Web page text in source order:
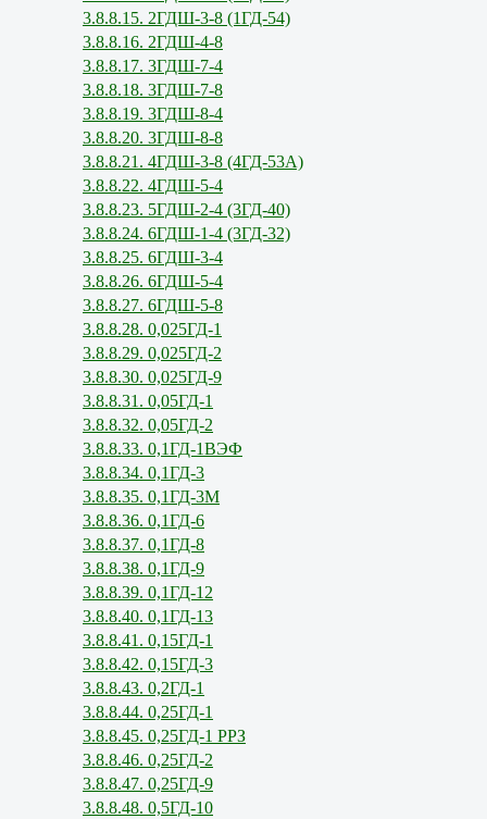
3.8.8.15. 2ГДШ-3-8 (1ГД-54)
3.8.8.16. 2ГДШ-4-8
3.8.8.17. 3ГДШ-7-4
3.8.8.18. 3ГДШ-7-8
3.8.8.19. 3ГДШ-8-4
3.8.8.20. 3ГДШ-8-8
3.8.8.21. 4ГДШ-3-8 (4ГД-53А)
3.8.8.22. 4ГДШ-5-4
3.8.8.23. 5ГДШ-2-4 (3ГД-40)
3.8.8.24. 6ГДШ-1-4 (3ГД-32)
3.8.8.25. 6ГДШ-3-4
3.8.8.26. 6ГДШ-5-4
3.8.8.27. 6ГДШ-5-8
3.8.8.28. 0,025ГД-1
3.8.8.29. 0,025ГД-2
3.8.8.30. 0,025ГД-9
3.8.8.31. 0,05ГД-1
3.8.8.32. 0,05ГД-2
3.8.8.33. 0,1ГД-1ВЭФ
3.8.8.34. 0,1ГД-3
3.8.8.35. 0,1ГД-3М
3.8.8.36. 0,1ГД-6
3.8.8.37. 0,1ГД-8
3.8.8.38. 0,1ГД-9
3.8.8.39. 0,1ГД-12
3.8.8.40. 0,1ГД-13
3.8.8.41. 0,15ГД-1
3.8.8.42. 0,15ГД-3
3.8.8.43. 0,2ГД-1
3.8.8.44. 0,25ГД-1
3.8.8.45. 0,25ГД-1 РРЗ
3.8.8.46. 0,25ГД-2
3.8.8.47. 0,25ГД-9
3.8.8.48. 0,5ГД-10